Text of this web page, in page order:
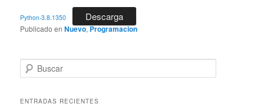
Python-3.8.1350 Descarga
Publicado en Nuevo,Programacion
u
c
ENTRADAS RECIENTES